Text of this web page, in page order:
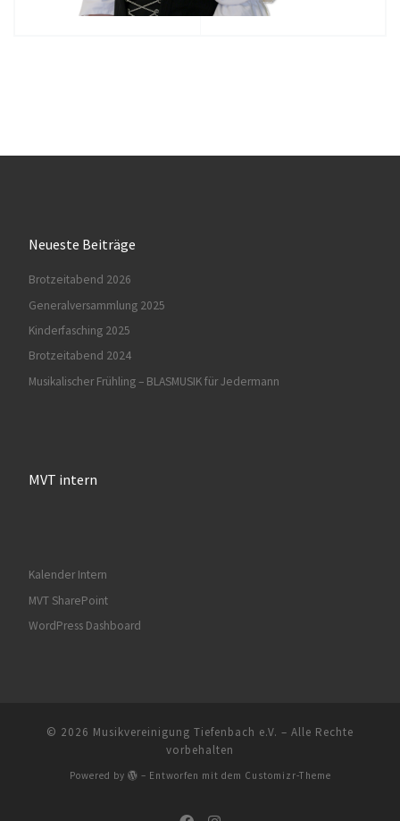
Neueste Beiträge
Brotzeitabend 2026
Generalversammlung 2025
Kinderfasching 2025
Brotzeitabend 2024
Musikalischer Frühling – BLASMUSIK für Jedermann
MVT intern
Kalender Intern
MVT SharePoint
WordPress Dashboard
© 2026 Musikvereinigung Tiefenbach e.V. – Alle Rechte
vorbehalten
Powered by – Entworfen mit dem Customizr-Theme